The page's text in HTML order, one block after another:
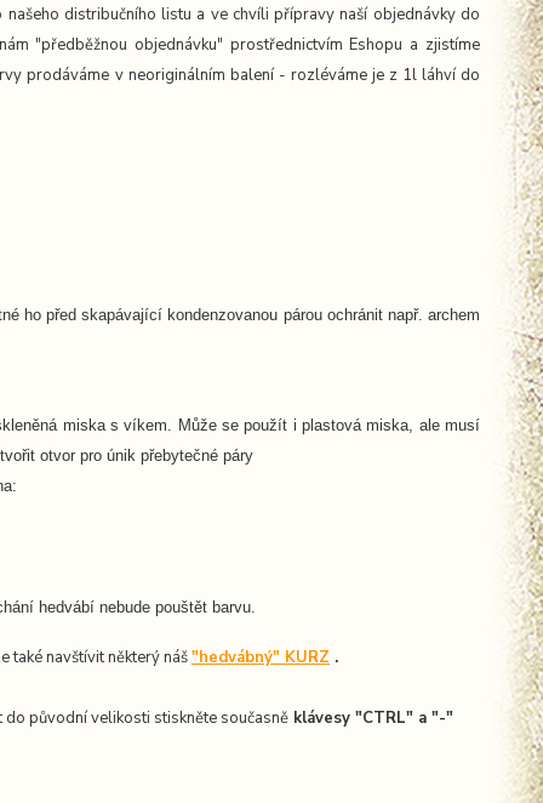
našeho distribučního listu a ve chvíli přípravy naší objednávky do
"předběžnou objednávku" prostřednictvím Eshopu a zjistíme
prodáváme v neoriginálním balení - rozléváme je z 1l láhví do
ho před skapávající kondenzovanou párou ochránit např. archem
miska s víkem. Může se použít i plastová miska, ale musí
otvor pro únik přebytečné páry
hedvábí nebude pouštět barvu.
také navštívit některý náš"hedvábný" KURZ .
původní velikosti stiskněte současněklávesy "CTRL" a "-"